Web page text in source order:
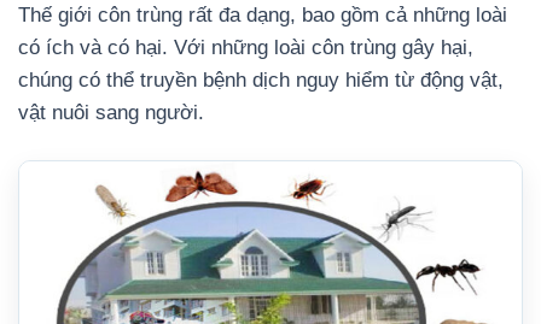
Thế giới côn trùng rất đa dạng, bao gồm cả những loài
có ích và có hại. Với những loài côn trùng gây hại,
chúng có thể truyền bệnh dịch nguy hiểm từ động vật,
vật nuôi sang người.